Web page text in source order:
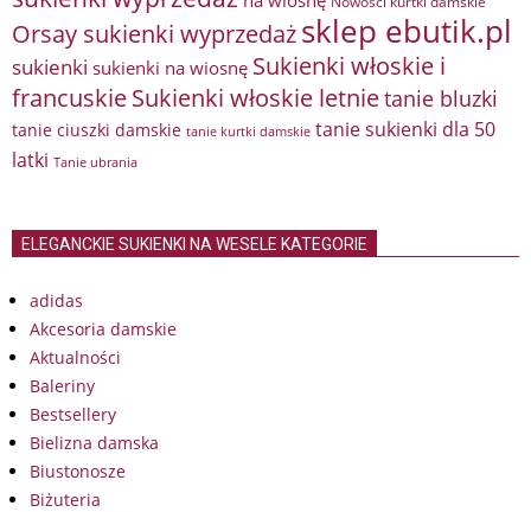
Orsay sukienki wyprzedażsklep ebutik.pl
sukienki sukienki na wiosnę Sukienki włoskie i
francuskieSukienki włoskie letnietanie bluzki
tanie ciuszki damskie tanie kurtki damskie tanie sukienki dla 50
latki Tanie ubrania
ELEGANCKIE SUKIENKI NA WESELE KATEGORIE
adidas
Akcesoria damskie
Aktualności
Baleriny
Bestsellery
Bielizna damska
Biustonosze
Biżuteria